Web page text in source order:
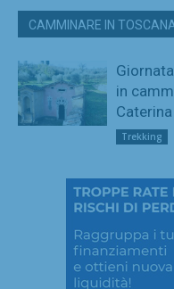
CAMMINARE IN
in
Caterina
Trekking